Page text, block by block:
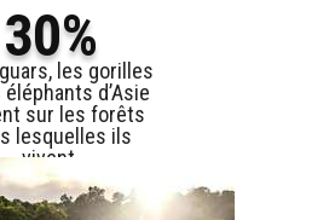
30%
les gorilles
d’Asie
sur les forêts
lesquelles ils
vivent.
leur donnerez-
coup de main ?